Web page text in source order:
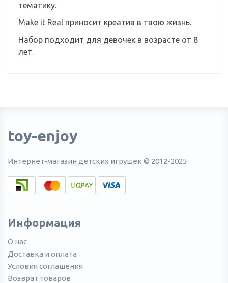
тематику.
Make it Real приносит креатив в твою жизнь.
Набор подходит для девочек в возрасте от 8
лет.
toy-enjoy
Интернет-магазин детских игрушек © 2012-2025
Информация
О нас
Доставка и оплата
Условия соглашения
Возврат товаров